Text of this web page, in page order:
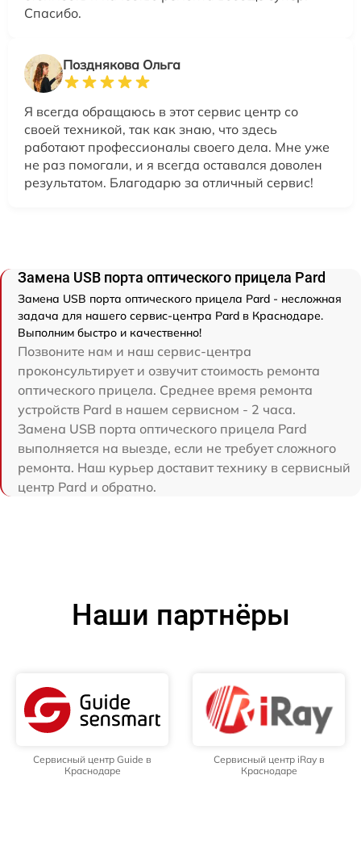
Спасибо.
Позднякова Ольга
Я всегда обращаюсь в этот сервис центр со
своей техникой, так как знаю, что здесь
работают профессионалы своего дела. Мне уже
не раз помогали, и я всегда оставался доволен
результатом. Благодарю за отличный сервис!
Замена USB порта оптического прицела Pard
Замена USB порта оптического прицела Pard - несложная
задача для нашего сервис-центра Pard в Краснодаре.
Выполним быстро и качественно!
Позвоните нам и наш сервис-центра
проконсультирует и озвучит стоимость ремонта
оптического прицела. Среднее время ремонта
устройств Pard в нашем сервисном - 2 часа.
Замена USB порта оптического прицела Pard
выполняется на выезде, если не требует сложного
ремонта. Наш курьер доставит технику в сервисный
центр Pard и обратно.
Наши партнёры
Сервисный центр Guide в
Краснодаре
Сервисный центр iRay в
Краснодаре